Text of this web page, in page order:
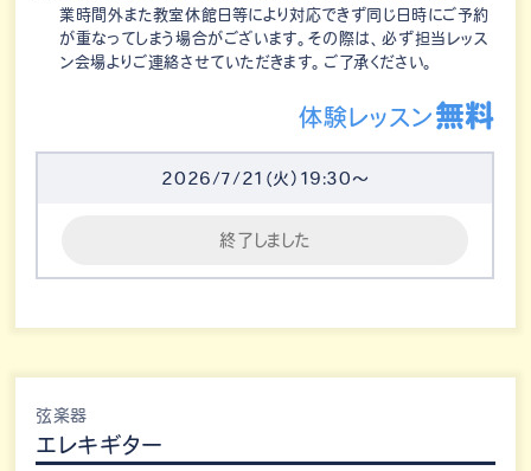
業時間外また教室休館日等により対応できず同じ日時にご予約
が重なってしまう場合がございます。その際は、必ず担当レッス
ン会場よりご連絡させていただきます。ご了承ください。
体験レッスン 無料
2026/7/21（火）19:30～
終了しました
弦楽器
エレキギター